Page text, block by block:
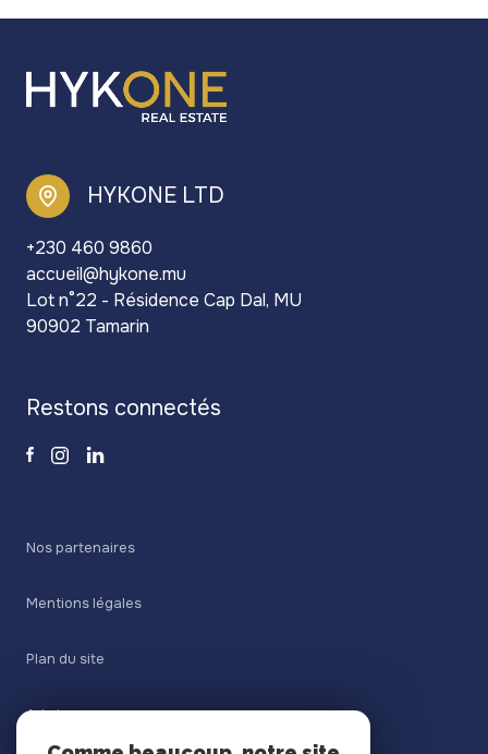
HYKONE LTD
+230 460 9860
accueil@hykone.mu
Lot n°22 - Résidence Cap Dal, MU
90902 Tamarin
restons connectés
Nos partenaires
Mentions légales
Plan du site
Admin